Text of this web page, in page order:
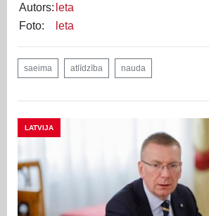
Autors: leta
Foto:
leta
saeima atlīdzība nauda
LATVIJA